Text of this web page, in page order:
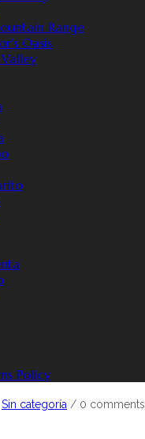
Range
Oasis
Policy
Sin categoría / 0 comments